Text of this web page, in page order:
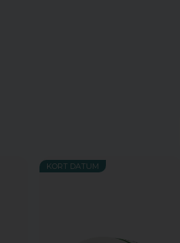
KORT DATUM